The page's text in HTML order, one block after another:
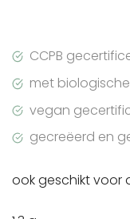
CCPB
met
vegan
gecreëerd en
ook geschikt voor